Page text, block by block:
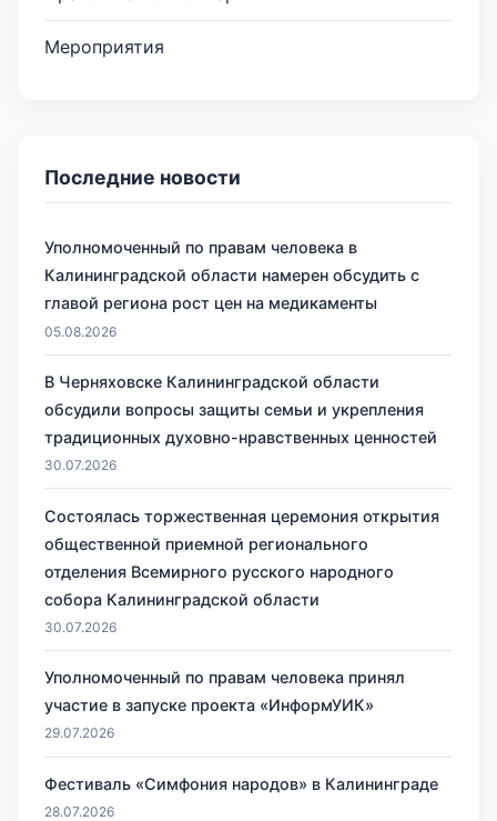
Мероприятия
Последние новости
Уполномоченный по правам человека в
Калининградской области намерен обсудить с
главой региона рост цен на медикаменты
05.08.2026
В Черняховске Калининградской области
обсудили вопросы защиты семьи и укрепления
традиционных духовно-нравственных ценностей
30.07.2026
Состоялась торжественная церемония открытия
общественной приемной регионального
отделения Всемирного русского народного
собора Калининградской области
30.07.2026
Уполномоченный по правам человека принял
участие в запуске проекта «ИнформУИК»
29.07.2026
Фестиваль «Симфония народов» в Калининграде
28.07.2026